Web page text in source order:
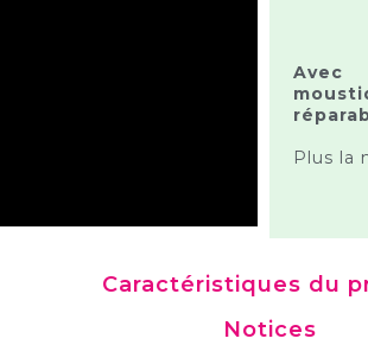
Avec
Plus la
Caractéristiques du
Notices